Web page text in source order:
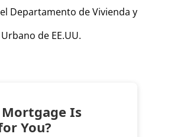
Departamento de Vivienda y
de EE.UU.
Is
You?